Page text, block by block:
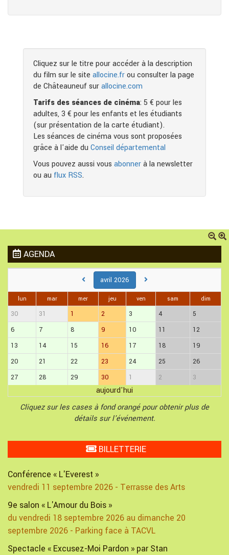
Cliquez sur le titre pour accéder à la description
du film sur le site allocine.frou consulter la page
de Châteauneuf surallocine.com
Tarifs des séances de cinéma: 5 € pour les
adultes, 3 € pour les enfants et les étudiants
(sur présentation de la carte étudiant).
Les séances de cinéma vous sont proposées
grâce à l'aide du Conseil départemental
Vous pouvez aussi vous abonnerà la newsletter
ou au flux RSS.
AGENDA
avril 2026
lun mar mer jeu ven sam dim
30 31 1 2 3 4
5
6
7 8 9 10 11
12
13
14 15 16 17 18
19
20
21 22 23 24 25
26
27
28 29 30 1 2 3
aujourd'hui
Cliquez sur les cases à fond orangé pour obtenir plus de
détails sur l'événement.
BILLETTERIE
Conférence « L'Everest »
vendredi 11 septembre 2026 - Terrasse des Arts
9e salon « L'Amour du Bois »
du vendredi 18 septembre 2026 au dimanche 20
septembre 2026 - Parking face à TACVL
Spectacle « Excusez-Moi Pardon » par Stan